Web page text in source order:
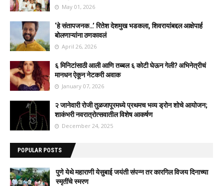
May 01, 2026
‘हे संतापजनक…’ रितेश देशमुख भडकला, शिवरायांबद्दल आक्षेपार्ह
बोलणाऱ्यांना ठणकावलं
April 26, 2026
६ मिनिटांसाठी आली आणि तब्बल ६ कोटी घेऊन गेली? अभिनेत्रीचं
मानधन ऐकून नेटकरी अवाक
January 07, 2026
२ जानेवारी रोजी तुळजापूरमध्ये प्रथमच भव्य ड्रोन शोचे आयोजन;
शाकंभरी नवरात्रोत्सवातील विशेष आकर्षण
December 24, 2025
POPULAR POSTS
पुणे येथे महाराणी येसुबाई जयंती संपन्न तर कारगिल विजय दिनाच्या
स्मृतींचे स्मरण